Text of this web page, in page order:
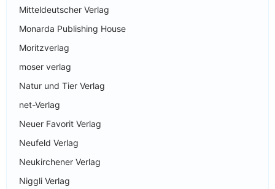
Mitteldeutscher Verlag
Monarda Publishing House
Moritzverlag
moser verlag
Natur und Tier Verlag
net-Verlag
Neuer Favorit Verlag
Neufeld Verlag
Neukirchener Verlag
Niggli Verlag